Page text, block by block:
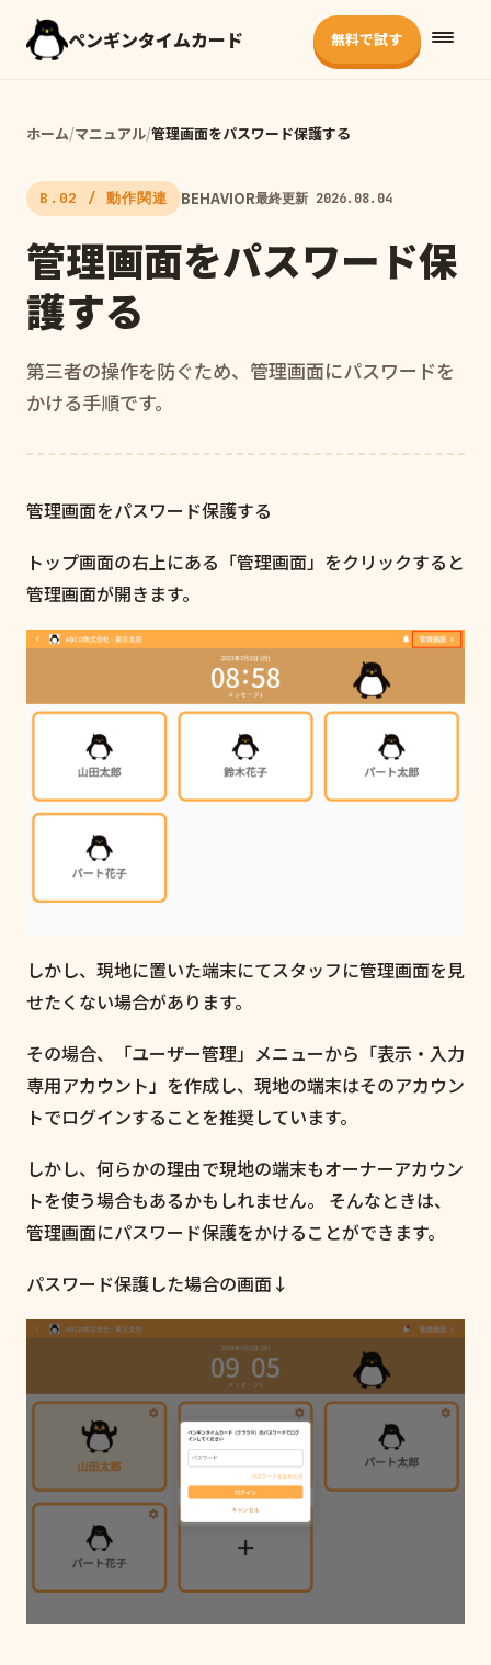
ペンギンタイムカード 無料で試す
ホーム/マニュアル/管理画面をパスワード保護する
B.02 / 動作関連 BEHAVIOR最終更新 2026.08.04
管理画面をパスワード保
護する
第三者の操作を防ぐため、管理画面にパスワードを
かける手順です。
管理画面をパスワード保護する
トップ画面の右上にある「管理画面」をクリックすると
管理画面が開きます。
しかし、現地に置いた端末にてスタッフに管理画面を見
せたくない場合があります。
その場合、「ユーザー管理」メニューから「表示・入力
専用アカウント」を作成し、現地の端末はそのアカウン
トでログインすることを推奨しています。
しかし、何らかの理由で現地の端末もオーナーアカウン
トを使う場合もあるかもしれません。 そんなときは、
管理画面にパスワード保護をかけることができます。
パスワード保護した場合の画面↓